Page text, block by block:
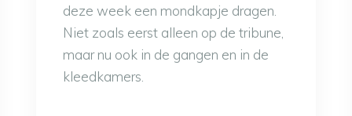
deze week een mondkapje dragen.
Niet zoals eerst alleen op de tribune,
maar nu ook in de gangen en in de
kleedkamers.